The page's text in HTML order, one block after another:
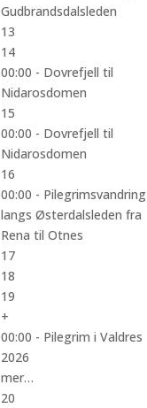
Gudbrandsdalsleden
13
14
00:00 - Dovrefjell til
Nidarosdomen
15
00:00 - Dovrefjell til
Nidarosdomen
16
00:00 - Pilegrimsvandring
langs Østerdalsleden fra
Rena til Otnes
17
18
19
+
00:00 - Pilegrim i Valdres
2026
mer…
20